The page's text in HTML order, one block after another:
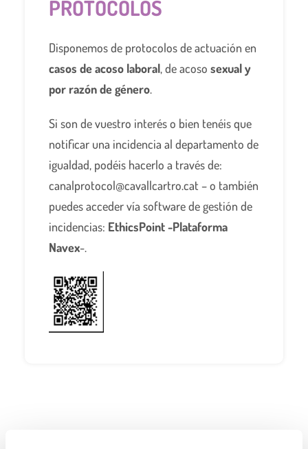
PROTOCOLOS
Disponemos de protocolos de actuación en
casos de acoso laboral, de acoso sexual y
por razón de género.
Si son de vuestro interés o bien tenéis que
notificar una incidencia al departamento de
igualdad, podéis hacerlo a través de:
canalprotocol@cavallcartro.cat – o también
puedes acceder vía software de gestión de
incidencias: EthicsPoint -Plataforma
Navex-.